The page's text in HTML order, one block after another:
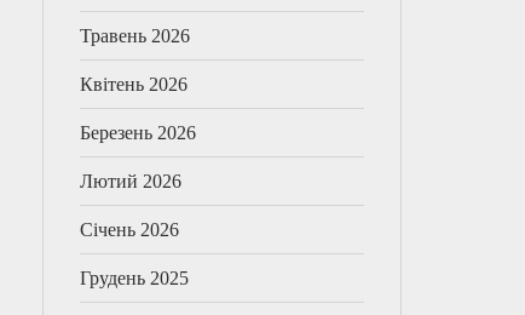
Травень 2026
Квітень 2026
Березень 2026
Лютий 2026
Січень 2026
Грудень 2025